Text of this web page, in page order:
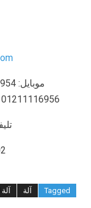
002
Tagged آلة